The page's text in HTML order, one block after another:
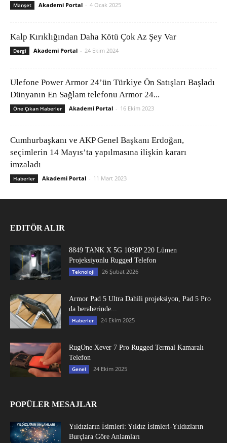
Manşet Akademi Portal - 4 Ocak 2025
Kalp Kırıklığından Daha Kötü Çok Az Şey Var
Dergi Akademi Portal - 24 Ekim 2024
Ulefone Power Armor 24’ün Türkiye Ön Satışları Başladı
Dünyanın En Sağlam telefonu Armor 24...
Öne Çıkan Haberler Akademi Portal - 16 Ekim 2023
Cumhurbaşkanı ve AKP Genel Başkanı Erdoğan,
seçimlerin 14 Mayıs’ta yapılmasına ilişkin kararı
imzaladı
Haberler Akademi Portal - 11 Mart 2023
EDITÖR ALIR
8849 TANK X 5G 1080P 220 Lümen
Projeksiyonlu Rugged Telefon
Teknoloji 26 Şubat 2026
Armor Pad 5 Ultra Dahili projeksiyon, Pad 5 Pro
da beraberinde...
Haberler 24 Ekim 2025
RugOne Xever 7 Pro Rugged Termal Kamaralı
Telefon
Genel 24 Ekim 2025
POPÜLER MESAJLAR
Yıldızların İsimleri: Yıldız İsimleri-Yıldızların
Burçlara Göre Anlamları